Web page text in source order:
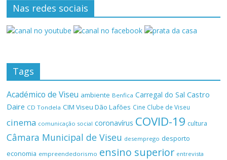
Nas redes sociais
Tags
Académico de Viseu ambiente Benfica Carregal do Sal Castro
Daire CD Tondela CIM Viseu Dão Lafões Cine Clube de Viseu
cinema comunicação social coronavírus COVID-19 cultura
Câmara Municipal de Viseu desemprego desporto
economia empreendedorismo ensino superior entrevista